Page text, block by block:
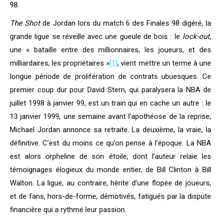
98.
The Shotde Jordan lors du match 6 des Finales 98 digéré, la
grande ligue se réveille avec une gueule de bois : le lock-out,
une « bataille entre des millionnaires, les joueurs, et des
milliardaires, les propriétaires »[1], vient mettre un terme à une
longue période de prolifération de contrats ubuesques. Ce
premier coup dur pour David Stern, qui paralysera la NBA de
juillet 1998 à janvier 99, est un train qui en cache un autre : le
13 janvier 1999, une semaine avant l’apothéose de la reprise,
Michael Jordan annonce sa retraite. La deuxième, la vraie, la
définitive. C’est du moins ce qu’on pense à l’époque. La NBA
est alors orpheline de son étoile, dont l’auteur relaie les
témoignages élogieux du monde entier, de Bill Clinton à Bill
Walton. La ligue, au contraire, hérite d’une flopée de joueurs,
et de fans, hors-de-forme, démotivés, fatigués par la dispute
financière qui a rythmé leur passion.